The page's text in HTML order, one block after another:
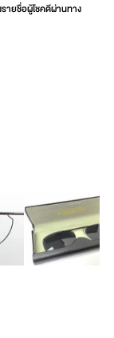
ายชื่อผู้โชคดีผ่านทาง